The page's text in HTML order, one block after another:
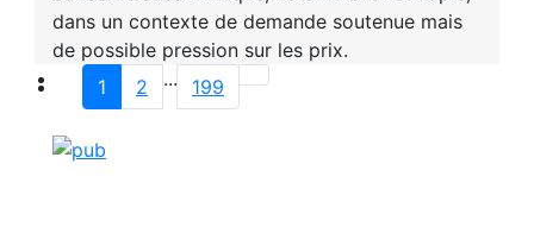
dans un contexte de demande soutenue mais
de possible pression sur les prix.
1
2 ... 199